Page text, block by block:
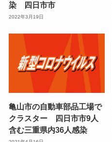
染 四日市市
2022年3月19日
亀山市の自動車部品工場で
クラスター 四日市市9人
含む三重県内36人感染